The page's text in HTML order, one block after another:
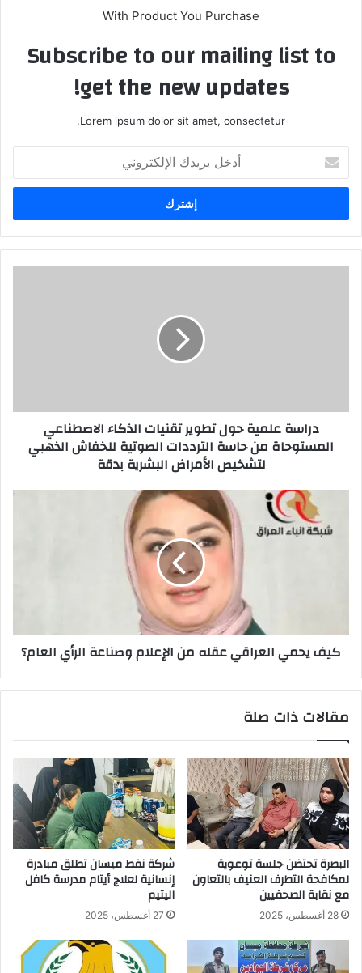
With Product You Purchase
Subscribe to our mailing list to
get the new updates!
Lorem ipsum dolor sit amet, consectetur.
بريدك
الإلكتروني
من
الترددات
لتشخيص
الأمراض
دراسة علمية حول تطوير تقنيات الذكاء الاصطناعي
المستوحاة من حاسة الترددات الصوتية للخفاش الذهبي
لتشخيص الأمراض البشرية بدقة
العراقي
العام؟
كيف يحمي العراقي عقله من الإعلام وصناعة الرأي العام؟
مقالات ذات صلة
البصرة تحتضن جلسة توعوية
لمكافحة التطرف العنيف بالتعاون
مع نقابة الصحفيين
28 أغسطس، 2025
شركة نفط ميسان تطلق مبادرة
إنسانية لعلاج أيتام مدرسة كافل
اليتيم
27 أغسطس، 2025